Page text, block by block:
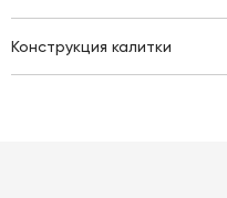
Конструкция калитки